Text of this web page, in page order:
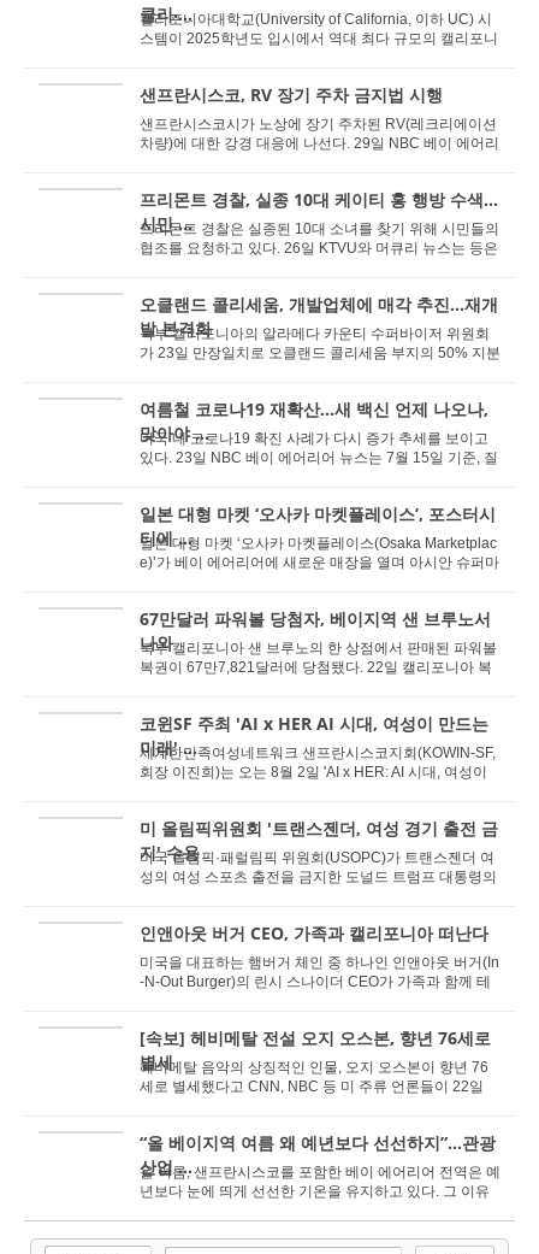
클리⸳...
캘리포니아대학교(University of California, 이하 UC) 시
스템이 2025학년도 입시에서 역대 최다 규모의 캘리포니
샌프란시스코, RV 장기 주차 금지법 시행
샌프란시스코시가 노상에 장기 주차된 RV(레크리에이션
차량)에 대한 강경 대응에 나선다. 29일 NBC 베이 에어리
프리몬트 경찰, 실종 10대 케이티 홍 행방 수색…
시민 ...
프리몬트 경찰은 실종된 10대 소녀를 찾기 위해 시민들의
협조를 요청하고 있다. 26일 KTVU와 머큐리 뉴스는 등은
오클랜드 콜리세움, 개발업체에 매각 추진…재개
발 본격화
북부 캘리포니아의 알라메다 카운티 수퍼바이저 위원회
가 23일 만장일치로 오클랜드 콜리세움 부지의 50% 지분
여름철 코로나19 재확산…새 백신 언제 나오나,
맞아야 ...
미국 내 코로나19 확진 사례가 다시 증가 추세를 보이고
있다. 23일 NBC 베이 에어리어 뉴스는 7월 15일 기준, 질
일본 대형 마켓 ‘오사카 마켓플레이스’, 포스터시
티에 ...
일본 대형 마켓 ‘오사카 마켓플레이스(Osaka Marketplac
e)’가 베이 에어리어에 새로운 매장을 열며 아시안 슈퍼마
67만달러 파워볼 당첨자, 베이지역 샌 브루노서
나와
북부 캘리포니아 샌 브루노의 한 상점에서 판매된 파워볼
복권이 67만7,821달러에 당첨됐다. 22일 캘리포니아 복
코윈SF 주최 'AI x HER AI 시대, 여성이 만드는
미래' ...
세계한민족여성네트워크 샌프란시스코지회(KOWIN-SF,
회장 이진희)는 오는 8월 2일 'AI x HER: AI 시대, 여성이
미 올림픽위원회 '트랜스젠더, 여성 경기 출전 금
지' 수용
미국 올림픽·패럴림픽 위원회(USOPC)가 트랜스젠더 여
성의 여성 스포츠 출전을 금지한 도널드 트럼프 대통령의
인앤아웃 버거 CEO, 가족과 캘리포니아 떠난다
미국을 대표하는 햄버거 체인 중 하나인 인앤아웃 버거(In
-N-Out Burger)의 린시 스나이더 CEO가 가족과 함께 테
[속보] 헤비메탈 전설 오지 오스본, 향년 76세로
별세
헤비메탈 음악의 상징적인 인물, 오지 오스본이 향년 76
세로 별세했다고 CNN, NBC 등 미 주류 언론들이 22일
“올 베이지역 여름 왜 예년보다 선선하지”...관광
산업 ...
올 여름, 샌프란시스코를 포함한 베이 에어리어 전역은 예
년보다 눈에 띄게 선선한 기온을 유지하고 있다. 그 이유